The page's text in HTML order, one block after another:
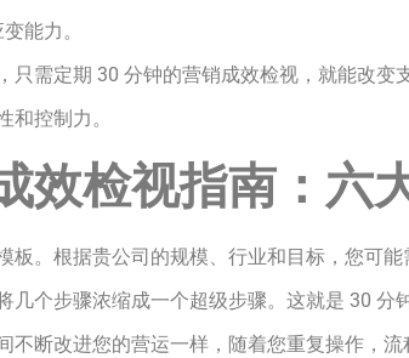
能力。
只需定期 30 分钟的营销成效检视，就能改变
和控制力。
效检视指南：六
板。根据贵公司的规模、行业和目标，您可
几个步骤浓缩成一个超级步骤。这就是 30 分
不断改进您的营运一样，随着您重复操作，